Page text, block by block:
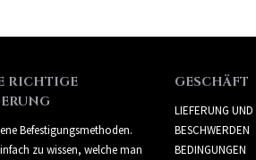
RICHTIGE
Befestigungsmethoden.
zu wissen, welche man
GESCHÄFT
LIEFERUNG
BESCHWERDEN
BEDINGUNGEN